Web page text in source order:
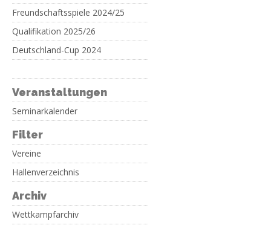
Freundschaftsspiele 2024/25
Qualifikation 2025/26
Deutschland-Cup 2024
Veranstaltungen
Seminarkalender
Filter
Vereine
Hallenverzeichnis
Archiv
Wettkampfarchiv